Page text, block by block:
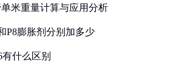
米重量计算与应用分析
P8膨胀剂分别加多少
什么区别